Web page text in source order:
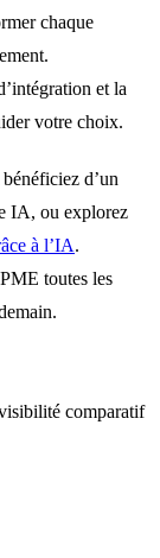
chaque
et la
votre choix.
bénéficiez d’un
IA, ou explorez
à l’IA.
toutes les
comparatif